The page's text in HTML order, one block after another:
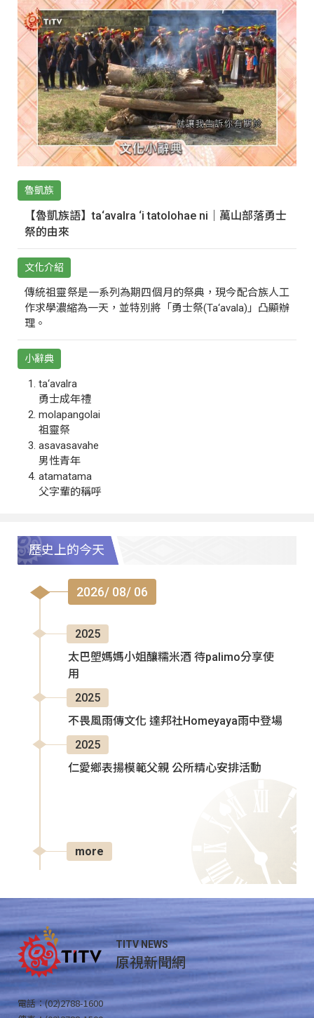
魯凱族
【魯凱族語】ta‘avalra ‘i tatolohae ni｜萬山部落勇士
祭的由來
文化介紹
傳統祖靈祭是一系列為期四個月的祭典，現今配合族人工
作求學濃縮為一天，並特別將「勇士祭(Ta‘avala)」凸顯辦
理。
小辭典
ta‘avalra
勇士成年禮
molapangolai
祖靈祭
asavasavahe
男性青年
atamatama
父字輩的稱呼
歷史上的今天
2026/ 08/ 06
2025
太巴塱媽媽小姐釀糯米酒 待palimo分享使
用
2025
不畏風雨傳文化 達邦社Homeyaya雨中登場
2025
仁愛鄉表揚模範父親 公所精心安排活動
more
TITV NEWS
原視新聞網
電話：(02)2788-1600